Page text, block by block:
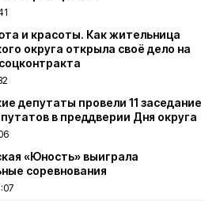
и красоты. Как жительница
округа открыла своё дело на
депутаты провели 11 заседание
в преддверии Дня округа
«Юность» выиграла
соревнования